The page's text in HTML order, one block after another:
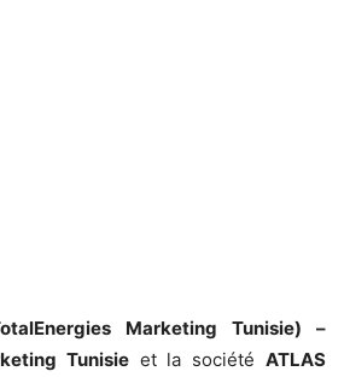
Marketing Tunisie) –
Tunisieet la sociétéATLAS